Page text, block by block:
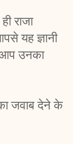
राजा
यह ज्ञानी
उनका
जवाब देने के